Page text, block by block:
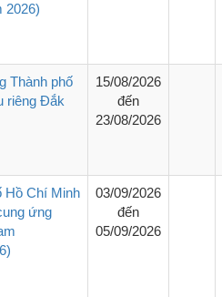
2026)
Thành phố
riêng Đắk
15/08/2026
đến
23/08/2026
Hồ Chí Minh
ứng
03/09/2026
đến
05/09/2026